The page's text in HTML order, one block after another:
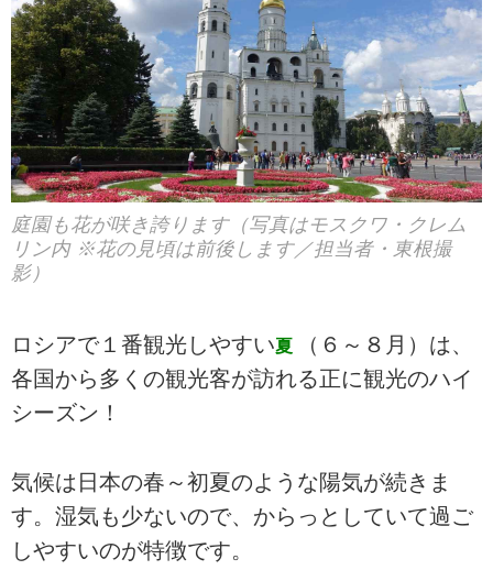
庭園も花が咲き誇ります（写真はモスクワ・クレム
リン内 ※花の見頃は前後します／担当者・東根撮
影）
ロシアで１番観光しやすい夏
（６～８月）は、
各国から多くの観光客が訪れる正に観光のハイ
シーズン！
気候は日本の春～初夏のような陽気が続きま
す。湿気も少ないので、からっとしていて過ご
しやすいのが特徴です。